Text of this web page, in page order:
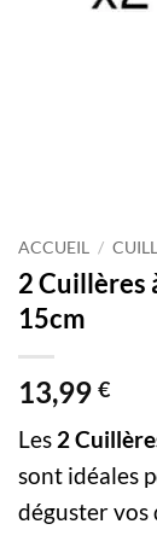
ACCUEIL /
2 Cuillères
15cm
13,99 €
Les 2
sont idéales
déguster vos